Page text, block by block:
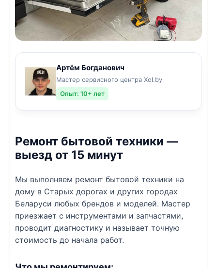
Артём Богданович
Мастер сервисного центра Xol.by
Опыт: 10+ лет
Ремонт бытовой техники —
выезд от 15 минут
Мы выполняем ремонт бытовой техники на
дому в Старых дорогах и других городах
Беларуси любых брендов и моделей. Мастер
приезжает с инструментами и запчастями,
проводит диагностику и называет точную
стоимость до начала работ.